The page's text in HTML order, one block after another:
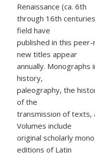
Renaissance (ca. 6th
through 16th
field have
published in this
new titles appear
annually.
history,
paleography, the
of the
transmission of texts,
Volumes include
original scholarly
editions of Latin